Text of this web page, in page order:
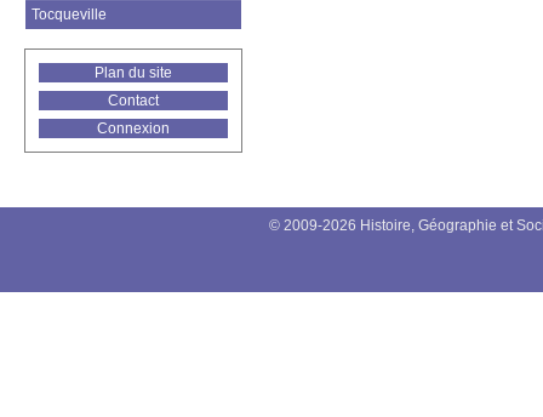
Tocqueville
Plan du site
Contact
Connexion
© 2009-2026 Histoire, Géographie et